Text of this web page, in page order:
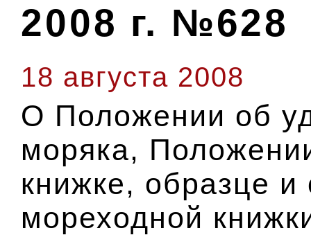
2008 г. №628
18 августа 2008
О Положении об
моряка,
книжке, образце и
мореходной